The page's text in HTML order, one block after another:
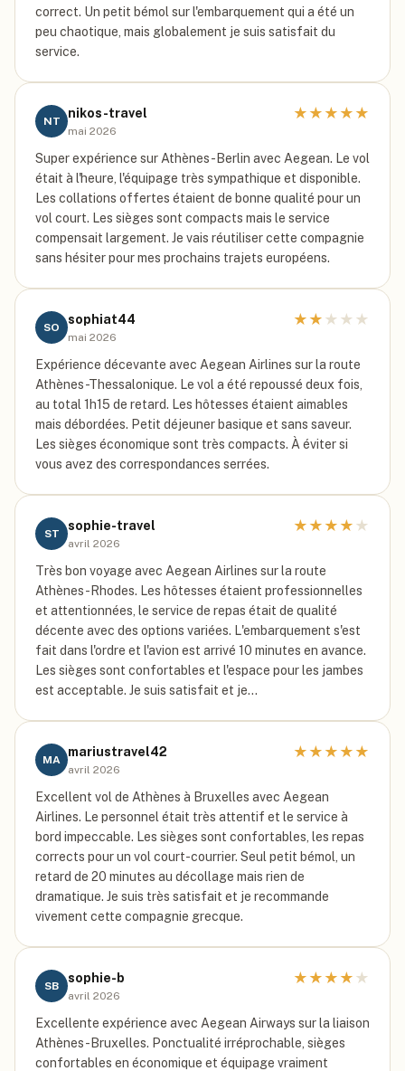
correct. Un petit bémol sur l'embarquement qui a été un
peu chaotique, mais globalement je suis satisfait du
service.
NT
nikos-travel
mai 2026
★ ★ ★ ★ ★
Super expérience sur Athènes-Berlin avec Aegean. Le vol
était à l'heure, l'équipage très sympathique et disponible.
Les collations offertes étaient de bonne qualité pour un
vol court. Les sièges sont compacts mais le service
compensait largement. Je vais réutiliser cette compagnie
sans hésiter pour mes prochains trajets européens.
SO
sophiat44
mai 2026
★ ★ ★ ★ ★
Expérience décevante avec Aegean Airlines sur la route
Athènes-Thessalonique. Le vol a été repoussé deux fois,
au total 1h15 de retard. Les hôtesses étaient aimables
mais débordées. Petit déjeuner basique et sans saveur.
Les sièges économique sont très compacts. À éviter si
vous avez des correspondances serrées.
ST
sophie-travel
avril 2026
★ ★ ★ ★ ★
Très bon voyage avec Aegean Airlines sur la route
Athènes-Rhodes. Les hôtesses étaient professionnelles
et attentionnées, le service de repas était de qualité
décente avec des options variées. L'embarquement s'est
fait dans l'ordre et l'avion est arrivé 10 minutes en avance.
Les sièges sont confortables et l'espace pour les jambes
est acceptable. Je suis satisfait et je…
MA
mariustravel42
avril 2026
★ ★ ★ ★ ★
Excellent vol de Athènes à Bruxelles avec Aegean
Airlines. Le personnel était très attentif et le service à
bord impeccable. Les sièges sont confortables, les repas
corrects pour un vol court-courrier. Seul petit bémol, un
retard de 20 minutes au décollage mais rien de
dramatique. Je suis très satisfait et je recommande
vivement cette compagnie grecque.
SB
sophie-b
avril 2026
★ ★ ★ ★ ★
Excellente expérience avec Aegean Airways sur la liaison
Athènes-Bruxelles. Ponctualité irréprochable, sièges
confortables en économique et équipage vraiment